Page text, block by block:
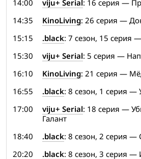
14:00
viju+ Serial: 16 серия —
14:35
KinoLiving: 26 серия —
15:15
.black: 7 сезон, 15 серия
15:30
viju+ Serial: 5 серия —
16:10
KinoLiving: 21 серия —
16:55
.black: 8 сезон, 1 серия —
17:00
viju+ Serial: 18 серия —
Галант
18:40
.black: 8 сезон, 2 серия
20:20
.black: 8 сезон, 3 серия —